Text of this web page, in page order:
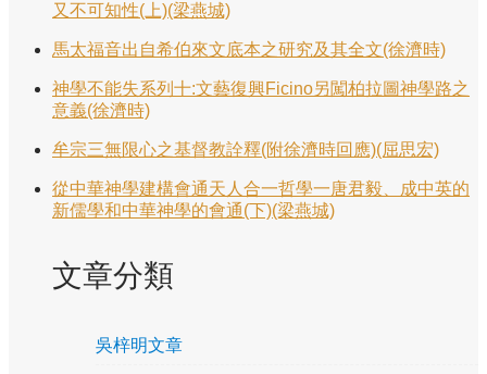
又不可知性(上)(梁燕城)
馬太福音出自希伯來文底本之研究及其全文(徐濟時)
神學不能失系列十:文藝復興Ficino另闖柏拉圖神學路之
意義(徐濟時)
牟宗三無限心之基督教詮釋(附徐濟時回應)(屈思宏)
從中華神學建構會通天人合一哲學一唐君毅、成中英的
新儒學和中華神學的會通(下)(梁燕城)
文章分類
吳梓明文章